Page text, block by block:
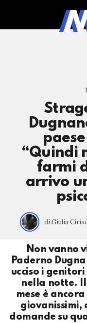
“Quindi
farmi
arrivo
di Giulia
Non vanno
Paderno
ucciso i
nella notte. Il
mese è
giovanissimi,
domande su